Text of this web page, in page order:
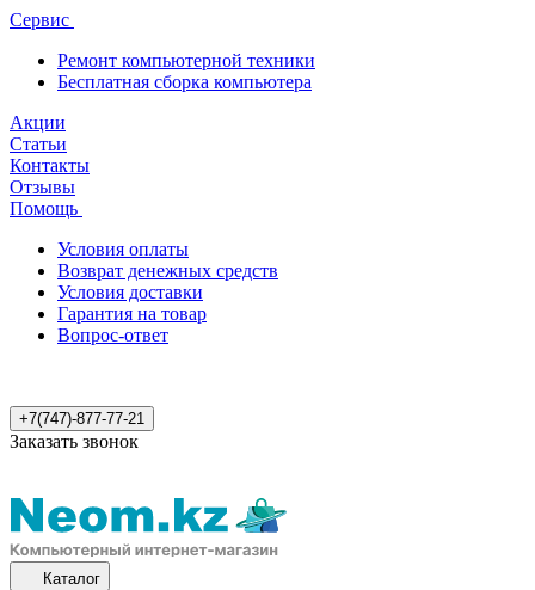
Сервис
Ремонт компьютерной техники
Бесплатная сборка компьютера
Акции
Статьи
Контакты
Отзывы
Помощь
Условия оплаты
Возврат денежных средств
Условия доставки
Гарантия на товар
Вопрос-ответ
+7(747)-877-77-21
Заказать звонок
Каталог